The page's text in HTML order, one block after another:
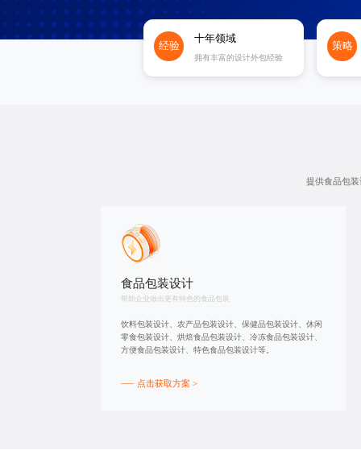
经验
十年领域
拥有丰富的设计外包经验
策略
提供食品包
食品包装设计
帮助企业做出更有特色的食品包装
饮料包装设计、农产品包装设计、保健品包装设计、休闲
零食包装设计、烘焙食品包装设计、冷冻食品包装设计、
方便食品包装设计、特色食品包装设计等。
点击获取方案 >